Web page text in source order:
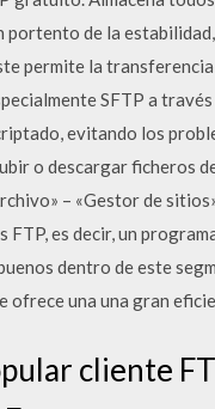
portento de la
permite la
SFTP a
evitando los
o descargar ficheros
– «Gestor de
FTP, es decir, un
dentro de este
una una gran
cliente